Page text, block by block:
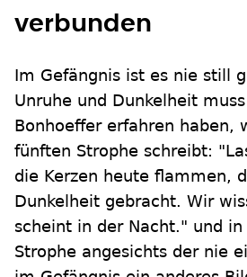
verbunden
Im Gefängnis ist es nie still
Unruhe und Dunkelheit
Bonhoeffer erfahren haben,
fünften Strophe schreibt:
die Kerzen heute flammen,
Dunkelheit gebracht. Wir
scheint in der Nacht." und in
Strophe angesichts der nie